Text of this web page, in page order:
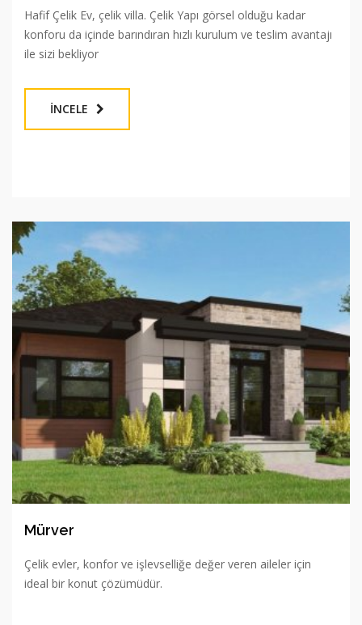
Hafif Çelik Ev, çelik villa. Çelik Yapı görsel olduğu kadar
konforu da içinde barındıran hızlı kurulum ve teslim avantajı
ile sizi bekliyor
İNCELE
Mürver
Çelik evler, konfor ve işlevselliğe değer veren aileler için
ideal bir konut çözümüdür.